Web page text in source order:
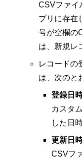
CSVファイ
プリに存在
号が空欄の
は、新規レ
レコードの
は、次のと
登録日時
カスタ
した日
更新日時
CSVフ